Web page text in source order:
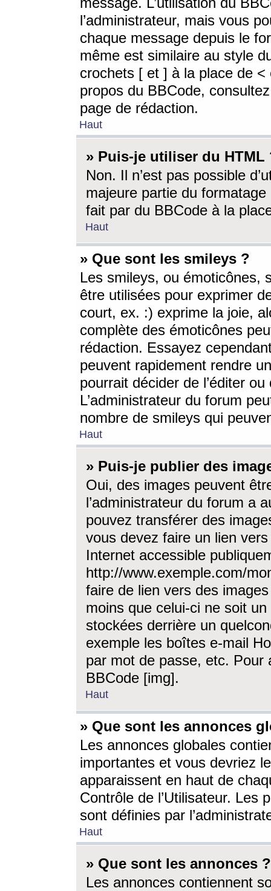
l’administrateur, mais vous
chaque message depuis le
même est similaire au style
crochets [ et ] à la place de <
propos du BBCode,
page de rédaction.
Haut
» Puis-je utiliser du HTML
Non. Il n’est pas possible
majeure partie du
fait par du BBCode à la
Haut
» Que sont les smileys ?
Les smileys, ou émoticônes,
être utilisées pour exprimer
court, ex. :) exprime la joie,
complète des émoticônes
rédaction. Essayez
peuvent rapidement rendre
pourrait décider de l’éditer
L’administrateur du forum
nombre de smileys qui
Haut
» Puis-je publier des
Oui, des images peuvent
l’administrateur du forum a
pouvez transférer des
vous devez faire un lien
Internet accessible
http://www.exemple.com/
faire de lien vers des
moins que celui-ci ne soit
stockées derrière un
exemple les boîtes e-mail
par mot de passe, etc. Pour
BBCode [img].
Haut
» Que sont les annonces
Les annonces globales
importantes et vous devriez
apparaissent en haut de
Contrôle de l’Utilisateur. Les
sont définies par
Haut
» Que sont les annonces ?
Les annonces contiennent